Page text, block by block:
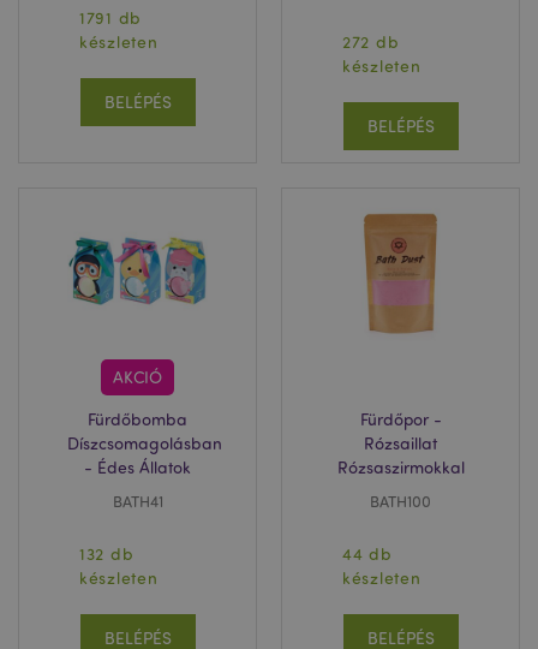
1791 db
készleten
BELÉPÉS
272 db
készleten
BELÉPÉS
AKCIÓ
Fürdőbomba
Díszcsomagolásban
- Édes Állatok
BATH41
132 db
készleten
BELÉPÉS
Fürdőpor -
Rózsaillat
Rózsaszirmokkal
BATH100
44 db
készleten
BELÉPÉS